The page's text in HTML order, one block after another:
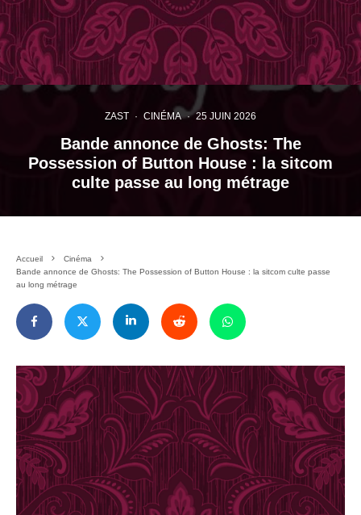
ZAST · CINÉMA · 25 JUIN 2026
Bande annonce de Ghosts: The
Possession of Button House : la sitcom
culte passe au long métrage
Accueil
Cinéma
Bande annonce de Ghosts: The Possession of Button House : la sitcom culte passe
au long métrage